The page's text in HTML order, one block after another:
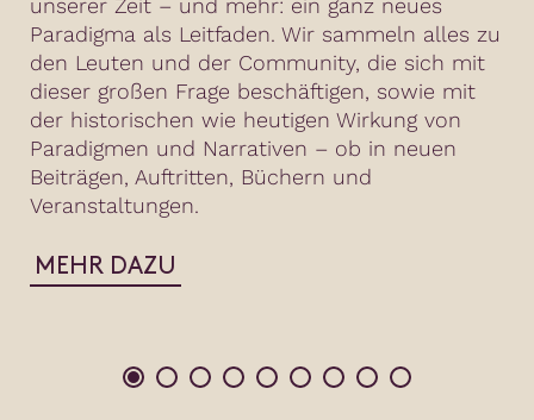
unserer Zeit – und mehr: ein ganz neues
Paradigma als Leitfaden. Wir sammeln alles zu
den Leuten und der Community, die sich mit
dieser großen Frage beschäftigen, sowie mit
der historischen wie heutigen Wirkung von
Paradigmen und Narrativen – ob in neuen
Beiträgen, Auftritten, Büchern und
Veranstaltungen.
MEHR DAZU